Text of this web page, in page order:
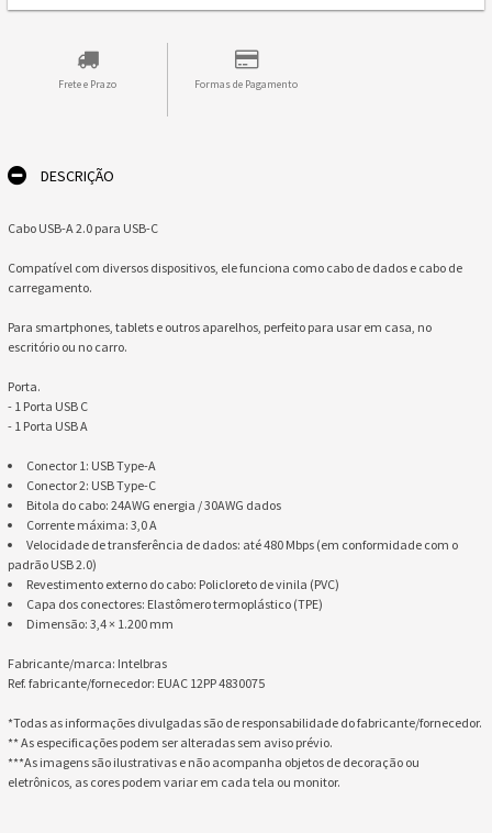
Frete e Prazo Formas de Pagamento
DESCRIÇÃO
Cabo USB-A 2.0 para USB-C
Compatível com diversos dispositivos, ele funciona como cabo de dados e cabo de
carregamento.
Para smartphones, tablets e outros aparelhos, perfeito para usar em casa, no
escritório ou no carro.
Porta.
- 1 Porta USB C
- 1 Porta USB A
Conector 1: USB Type-A
Conector 2: USB Type-C
Bitola do cabo: 24AWG energia / 30AWG dados
Corrente máxima: 3,0 A
Velocidade de transferência de dados: até 480 Mbps (em conformidade com o
padrão USB 2.0)
Revestimento externo do cabo: Policloreto de vinila (PVC)
Capa dos conectores: Elastômero termoplástico (TPE)
Dimensão: 3,4 × 1.200 mm
Fabricante/marca: Intelbras
Ref. fabricante/fornecedor: EUAC 12PP 4830075
*Todas as informações divulgadas são de responsabilidade do fabricante/fornecedor.
** As especificações podem ser alteradas sem aviso prévio.
***As imagens são ilustrativas e não acompanha objetos de decoração ou
eletrônicos, as cores podem variar em cada tela ou monitor.